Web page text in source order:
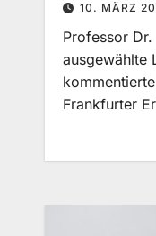
10. MÄRZ
Professor
ausgewählte
Frankfurter